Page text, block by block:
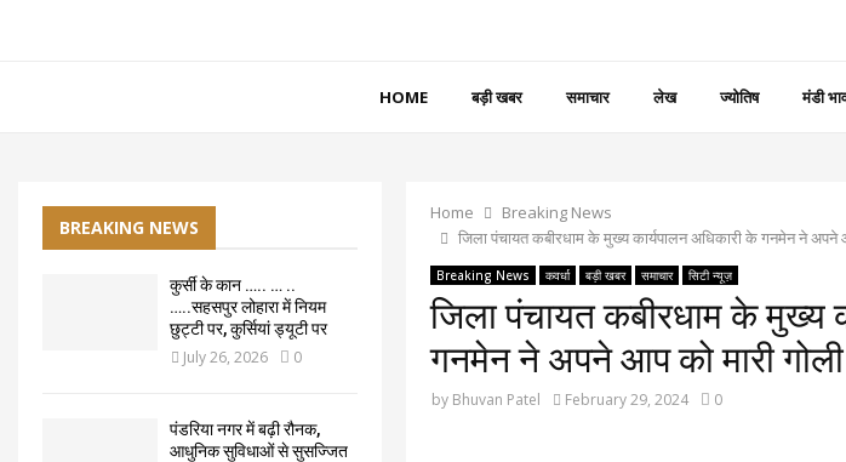
HOME बड़ी खबर समाचार लेख ज्योतिष मंडी
Home
Breaking News
जिला पंचायत कबीरधाम के मुख्य कार्यपालन अधिकारी के गनमेन ने अपने
Breaking News कवर्धा बड़ी खबर समाचार सिटी न्यूज़
जिला पंचायत कबीरधाम के मुख्य
गनमेन ने अपने आप को मारी
by Bhuvan Patel February 29, 2024 0
BREAKING NEWS
कुर्सी के कान ….. … ..
…..सहसपुर लोहारा में नियम
छुट्टी पर, कुर्सियां ड्यूटी पर
July 26, 2026 0
पंडरिया नगर में बढ़ी रौनक,
आधुनिक सुविधाओं से सुसज्जित